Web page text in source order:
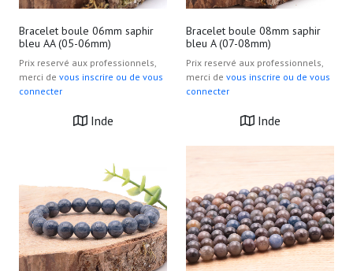
Bracelet boule 06mm saphir
bleu AA (05-06mm)
Prix reservé aux professionnels,
merci de vous inscrire ou de vous
connecter
Inde
Bracelet boule 08mm saphir
bleu A (07-08mm)
Prix reservé aux professionnels,
merci de vous inscrire ou de vous
connecter
Inde